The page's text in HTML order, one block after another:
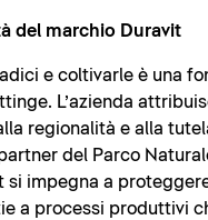
del marchio Duravit
e coltivarle è una
L’azienda
regionalità e alla
del Parco
si impegna a
a processi produttivi